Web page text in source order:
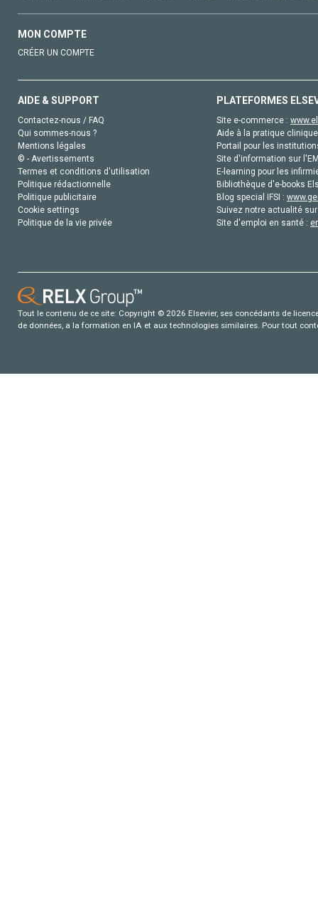
MON COMPTE
CRÉER UN COMPTE
AIDE & SUPPORT
Contactez-nous / FAQ
Qui sommes-nous ?
Mentions légales
© - Avertissements
Termes et conditions d'utilisation
Politique rédactionnelle
Politique publicitaire
Cookie settings
Politique de la vie privée
PLATEFORMES
Site e-commerce :
Aide à la pratique
Portail pour les
Site d'information sur
E-learning pour les
Bibliothèque d'e-books
Blog special IFSI :
Suivez notre actualité
Site d'emploi en santé :
Tout le contenu de ce site: Copyright © 2026 Elsevier, ses concédants de
de données, a la formation en IA et aux technologies similaires. Pour tout